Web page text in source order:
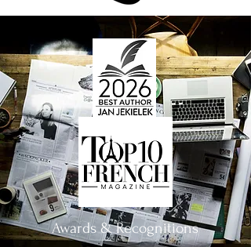
Awards & Recognitions